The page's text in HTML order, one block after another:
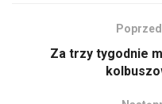
Za trzy tygodnie